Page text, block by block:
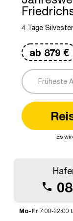
4 Tage
ab 879 €
Es
call
Mo-Fr 7:00-22:00